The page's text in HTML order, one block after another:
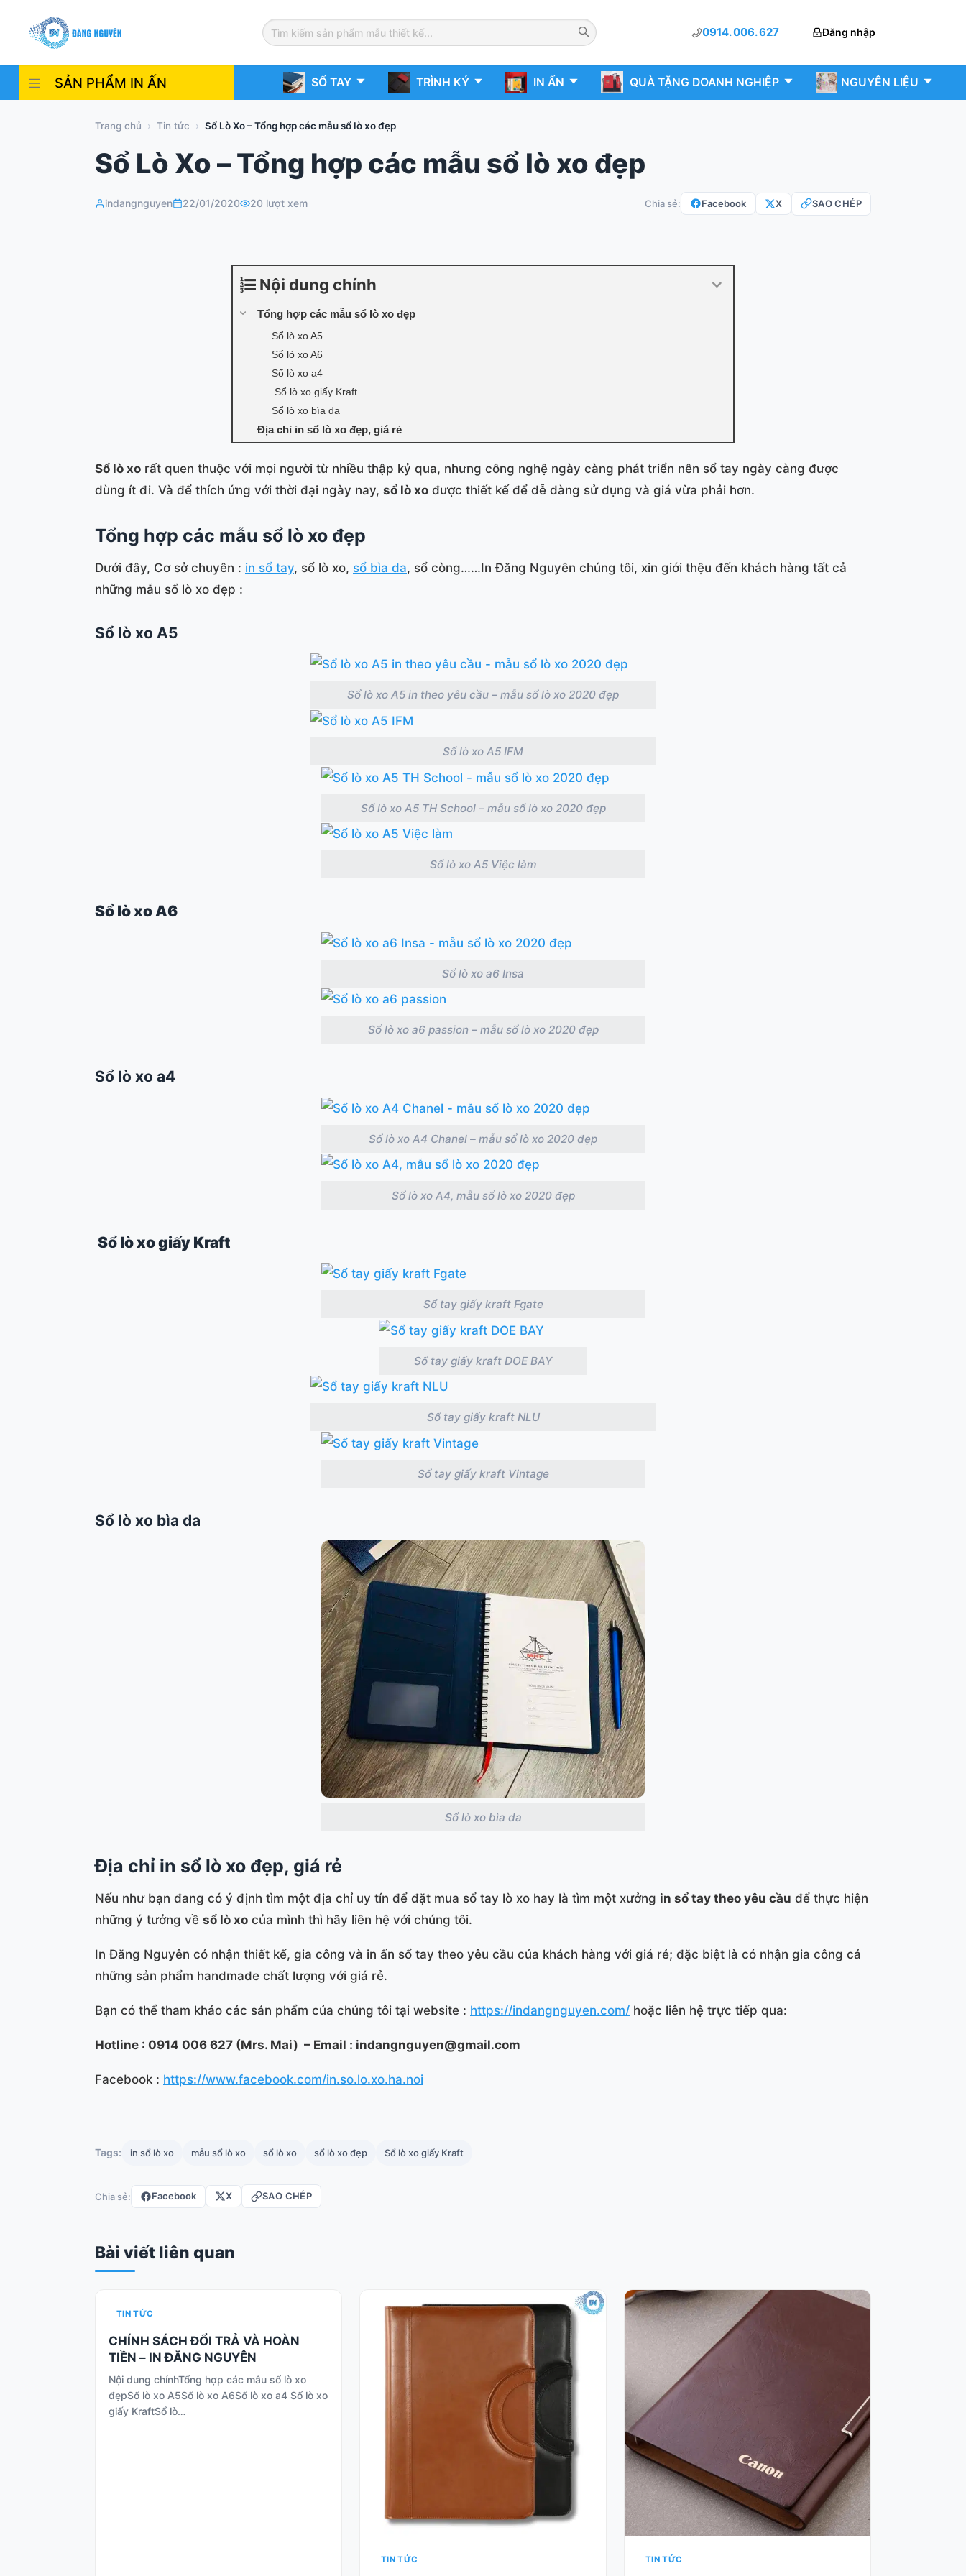
content
0914. 006. 627 Đăng nhập
SẢN PHẨM IN ẤN SỔ TAY TRÌNH KÝ IN ẤN QUÀ TẶNG DOANH NGHIỆP NGUYÊN LIỆU
Trang chủ › Tin tức › Sổ Lò Xo – Tổng hợp các mẫu sổ lò xo đẹp
Sổ Lò Xo – Tổng hợp các mẫu sổ lò xo đẹp
indangnguyen 22/01/2020 20 lượt xem Chia sẻ: Facebook X SAO CHÉP
Nội dung chính
Tổng hợp các mẫu sổ lò xo đẹp
Sổ lò xo A5
Sổ lò xo A6
Sổ lò xo a4
Sổ lò xo giấy Kraft
Sổ lò xo bìa da
Địa chỉ in sổ lò xo đẹp, giá rẻ
Sổ lò xo rất quen thuộc với mọi người từ nhiều thập kỷ qua, nhưng công nghệ ngày càng phát triển nên sổ tay ngày càng được
dùng ít đi. Và để thích ứng với thời đại ngày nay, sổ lò xo được thiết kế để dễ dàng sử dụng và giá vừa phải hơn.
Tổng hợp các mẫu sổ lò xo đẹp
Dưới đây, Cơ sở chuyên : in sổ tay, sổ lò xo, sổ bìa da, sổ còng……In Đăng Nguyên chúng tôi, xin giới thệu đến khách hàng tất cả
những mẫu sổ lò xo đẹp :
Sổ lò xo A5
Sổ lò xo A5 in theo yêu cầu – mẫu sổ lò xo 2020 đẹp
Sổ lò xo A5 IFM
Sổ lò xo A5 TH School – mẫu sổ lò xo 2020 đẹp
Sổ lò xo A5 Việc làm
Sổ lò xo A6
Sổ lò xo a6 Insa
Sổ lò xo a6 passion – mẫu sổ lò xo 2020 đẹp
Sổ lò xo a4
Sổ lò xo A4 Chanel – mẫu sổ lò xo 2020 đẹp
Sổ lò xo A4, mẫu sổ lò xo 2020 đẹp
Sổ lò xo giấy Kraft
Sổ tay giấy kraft Fgate
Sổ tay giấy kraft DOE BAY
Sổ tay giấy kraft NLU
Sổ tay giấy kraft Vintage
Sổ lò xo bìa da
Sổ lò xo bìa da
Địa chỉ in sổ lò xo đẹp, giá rẻ
Nếu như bạn đang có ý định tìm một địa chỉ uy tín để đặt mua sổ tay lò xo hay là tìm một xưởng in sổ tay theo yêu cầu để thực hiện
những ý tưởng về sổ lò xo của mình thì hãy liên hệ với chúng tôi.
In Đăng Nguyên có nhận thiết kế, gia công và in ấn sổ tay theo yêu cầu của khách hàng với giá rẻ; đặc biệt là có nhận gia công cả
những sản phẩm handmade chất lượng với giá rẻ.
Bạn có thể tham khảo các sản phẩm của chúng tôi tại website : https://indangnguyen.com/ hoặc liên hệ trực tiếp qua:
Hotline : 0914 006 627 (Mrs. Mai) – Email : indangnguyen@gmail.com
Facebook : https://www.facebook.com/in.so.lo.xo.ha.noi
Tags: in sổ lò xo mẫu sổ lò xo sổ lò xo sổ lò xo đẹp Sổ lò xo giấy Kraft
Chia sẻ: Facebook X SAO CHÉP
Bài viết liên quan
TIN TỨC
CHÍNH SÁCH ĐỔI TRẢ VÀ HOÀN
TIỀN – IN ĐĂNG NGUYÊN
Nội dung chínhTổng hợp các mẫu sổ lò xo
đẹpSổ lò xo A5Sổ lò xo A6Sổ lò xo a4 Sổ lò xo
giấy KraftSổ lò…
TIN TỨC TIN TỨC